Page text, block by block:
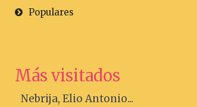
Populares
Más visitados
Nebrija, Elio Antonio...